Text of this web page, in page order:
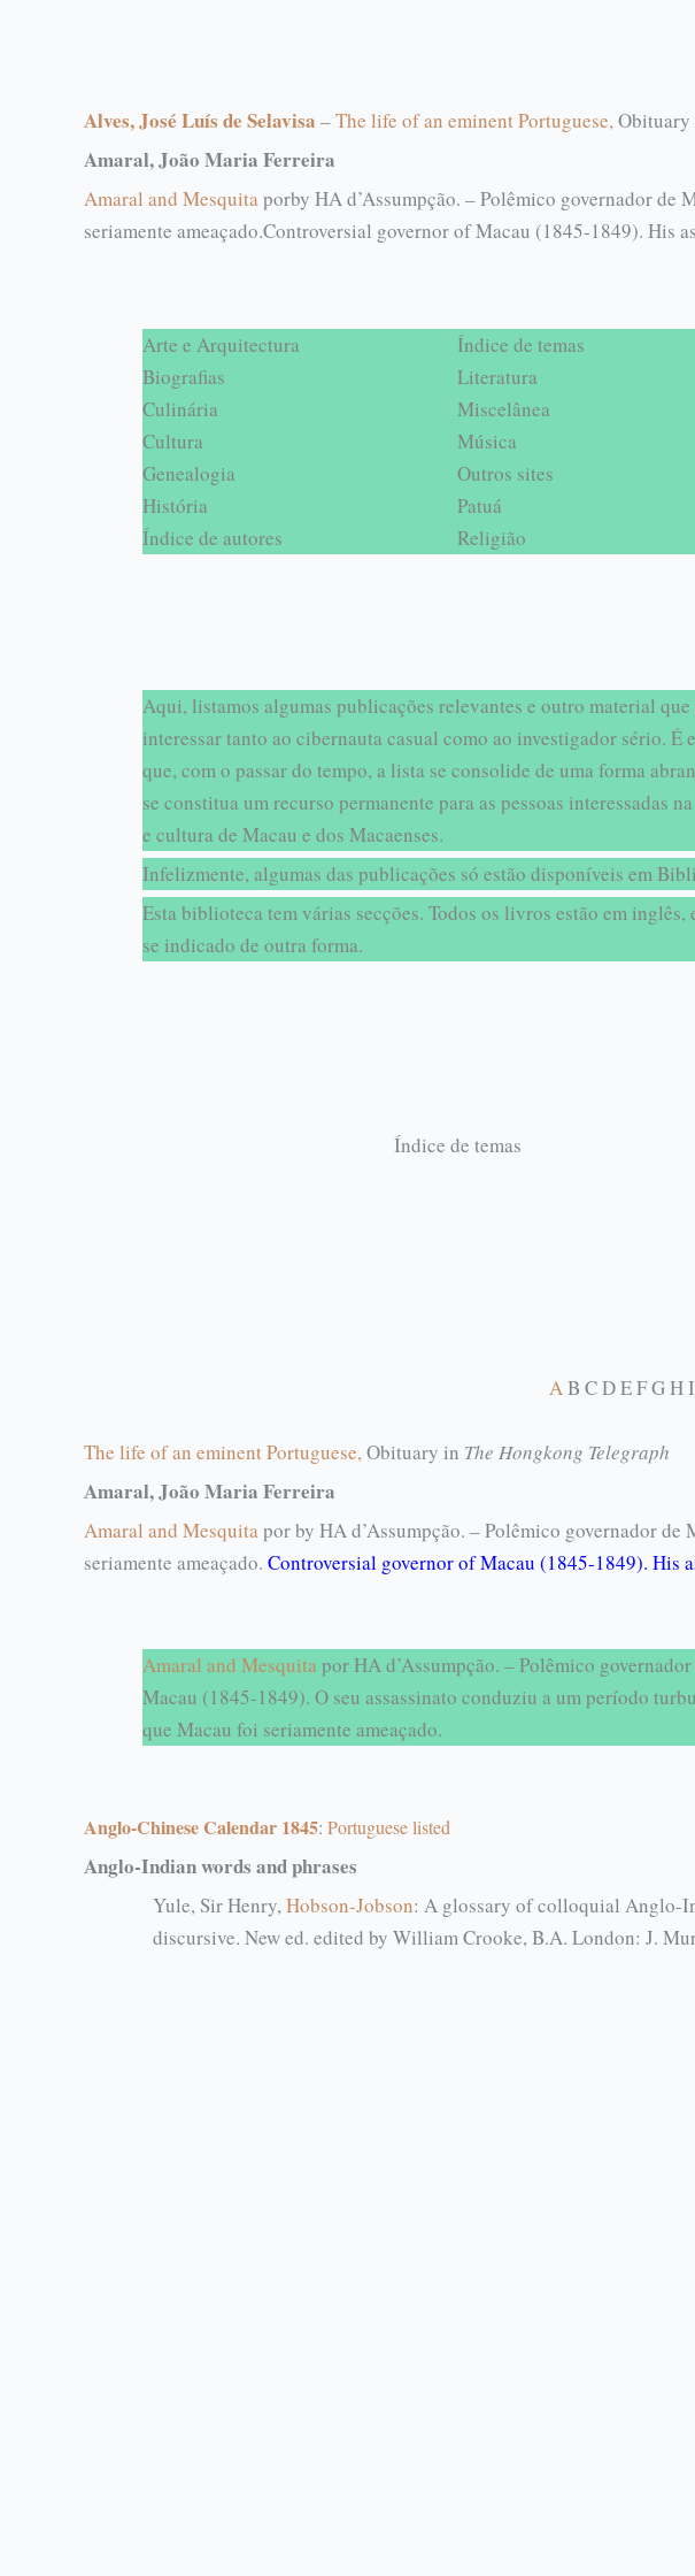
Alves, José Luís de Selavisa –The life of an eminent Portuguese, Obituary
Amaral, João Maria Ferreira
Amaral and Mesquita porby HA d’Assumpção. –Polêmico governador de
seriamente ameaçado.Controversial governor of Macau (1845-1849). His
Arte e Arquitectura
Biografias
Culinária
Cultura
Genealogia
História
Índice de autores
Índice de temas
Literatura
Miscelânea
Música
Outros sites
Patuá
Religião
Aqui, listamos algumas publicações relevantes e outro material que
interessar tanto ao cibernauta casual como ao investigador sério. É
que, com o passar do tempo, a lista se consolide de uma forma
se constitua um recurso permanente para as pessoas interessadas
e cultura de Macau e dos Macaenses.
Infelizmente, algumas das publicações só estão disponíveis em
Esta biblioteca tem várias secções. Todos os livros estão em inglês,
se indicado de outra forma.
Índice de temas
A B C D E F G H
The life of an eminent Portuguese, Obituary in The Hongkong Telegraph
Amaral, João Maria Ferreira
Amaral and Mesquita porby HA d’Assumpção. – Polêmico governador
seriamente ameaçado. Controversial governor of Macau (1845-1849). His
Amaral and Mesquita por HA d’Assumpção. – Polêmico governador
Macau (1845-1849). O seu assassinato conduziu a um período
que Macau foi seriamente ameaçado.
Anglo-Chinese Calendar 1845: Portuguese listed
Anglo-Indian words and phrases
Yule, Sir Henry, Hobson-Jobson: A glossary of colloquial Anglo-
discursive. New ed. edited by William Crooke, B.A. London: J.